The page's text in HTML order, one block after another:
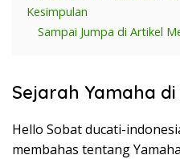
Kesimpulan
Sampai Jumpa di Artikel
Sejarah Yamaha
Hello Sobat ducati-
membahas tentang